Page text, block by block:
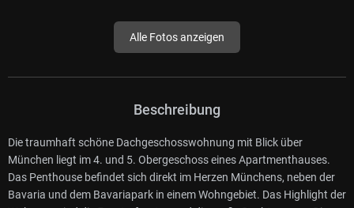
Alle Fotos anzeigen
Beschreibung
Die traumhaft schöne Dachgeschosswohnung mit Blick über
München liegt im 4. und 5. Obergeschoss eines Apartmenthauses.
Das Penthouse befindet sich direkt im Herzen Münchens, neben der
Bavaria und dem Bavariapark in einem Wohngebiet. Das Highlight der